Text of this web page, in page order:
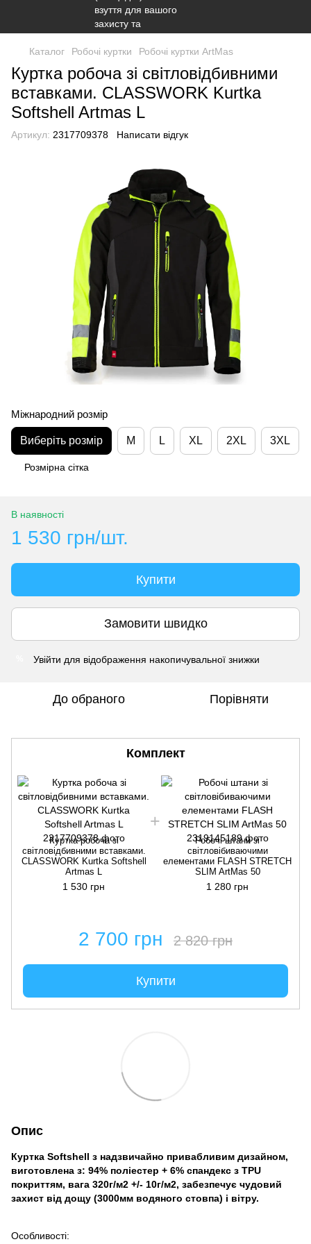
Каталог Робочі куртки Робочі куртки ArtMas
Куртка робоча зі світловідбивними
вставками. CLASSWORK Kurtka
Softshell Artmas L
Артикул: 2317709378 Написати відгук
Міжнародний розмір
Виберіть розмір M L XL 2XL 3XL
Розмірна сітка
В наявності
1 530 грн/шт.
Купити
Замовити швидко
Увійти для відображення накопичувальної знижки
До обраного Порівняти
Комплект
Куртка робоча зі
світловідбивними вставками.
CLASSWORK Kurtka Softshell
Artmas L
1 530 грн
Робочі штани зі
світловібиваючими
елементами FLASH STRETCH
SLIM ArtMas 50
1 280 грн
2 700 грн 2 820 грн
Купити
Опис
Куртка Softshell з надзвичайно привабливим дизайном,
виготовлена з: 94% поліестер + 6% спандекс з TPU
покриттям, вага 320г/м2 +/- 10г/м2, забезпечує чудовий
захист від дощу (3000мм водяного стовпа) і вітру.
Особливості: